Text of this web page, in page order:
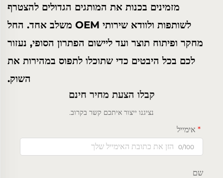
מזמינים בכנות את המותגים הגדולים להצטרף
לשותפות ולוודא שירותי OEM משלב אחד. החל
מחקר ופיתוח תוצר ועד ליישום הפתרון הסופי, נעזור
לכם בכל היבטים כדי שתוכלו לתפוס במהירות את
השוק.
קבלו הצעת מחיר חינם
נציגנו ייצור איתכם קשר בקרוב.
אימייל
0/100
שם